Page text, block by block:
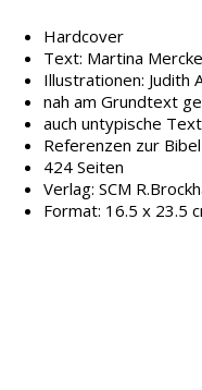
Hardcover
Text: Martina
Illustrationen: Judith
nah am Grundtext
auch untypische
Referenzen zur Bibel
424 Seiten
Verlag: SCM
Format: 16.5 x 23.5